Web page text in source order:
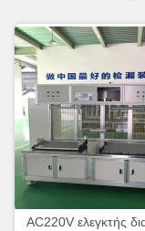
AC220V ελεγκτής